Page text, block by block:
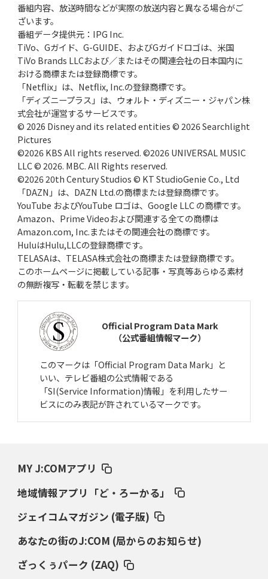
番組内容、放送時間などが実際の放送内容と異なる場合がご
ざいます。
番組データ提供元：IPG Inc.
TiVo、Gガイド、G-GUIDE、およびGガイドロゴは、米国
TiVo Brands LLCおよび／またはその関連会社の日本国内に
おける商標または登録商標です。
「Netflix」は、Netflix, Inc.の登録商標です。
「ディズニープラス」は、ウォルト・ディズニー・ジャパン株
式会社が運営するサービスです。
© 2026 Disney and its related entities © 2026 Searchlight
Pictures
©2026 KBS All rights reserved. ©2026 UNIVERSAL MUSIC
LLC © 2026. MBC. All Rights reserved.
©2026 20th Century Studios © KT StudioGenie Co., Ltd
「DAZN」は、DAZN Ltd.の商標または登録商標です。
YouTube およびYouTube ロゴは、Google LLC の商標です。
Amazon、Prime Videoおよび関連する全ての商標は
Amazon.com, Inc.またはその関連会社の商標です。
HuluはHulu,LLCの登録商標です。
TELASAは、TELASA株式会社の商標または登録商標です。
このホームページに掲載している記事・写真等あらゆる素材
の無断複写・転載を禁じます。
Official Program Data Mark
（公式番組情報マーク）
このマークは「Official Program Data Mark」と
いい、テレビ番組の公式情報である
「SI(Service Information)情報」を利用したサー
ビスにのみ表記が許されているマークです。
MY J:COMアプリ
地域情報アプリ「ど・ろーかる」
ジェイコムマガジン (電子版)
あなたの街のJ:COM (局からのお知らせ)
ざっくぅパーク (ZAQ)